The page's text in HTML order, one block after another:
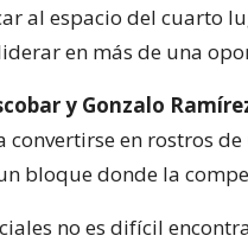
al espacio del cuarto
en más de una
y Gonzalo
convertirse en rostros
bloque donde la
no es difícil